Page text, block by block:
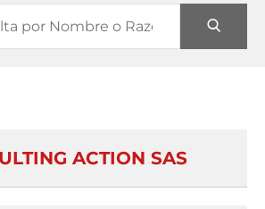
ACTION SAS